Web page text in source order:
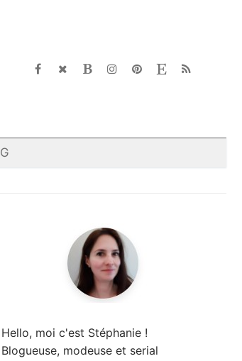
Hello, moi c'est Stéphanie !
Blogueuse, modeuse et serial